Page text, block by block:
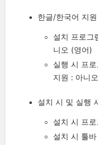
한글/한국어 지원
설치 프로그
니오 (영어)
실행 시 프
지원 : 아니
설치 시 및 실행
설치 시 프
설치 시 툴